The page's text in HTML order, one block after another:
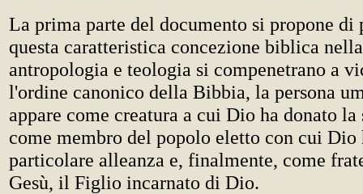
La prima parte del documento si propone di
questa caratteristica concezione biblica
antropologia e teologia si compenetrano a
l'ordine canonico della Bibbia, la persona
appare come creatura a cui Dio ha donato la
come membro del popolo eletto con cui Dio
particolare alleanza e, finalmente, come
Gesù, il Figlio incarnato di Dio.